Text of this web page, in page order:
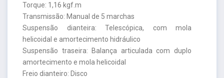
Torque: 1,16 kgf.m
Transmissão: Manual de 5 marchas
Suspensão dianteira: Telescópica, com mola
helicoidal e amortecimento hidráulico
Suspensão traseira: Balança articulada com duplo
amortecimento e mola helicoidal
Freio dianteiro: Disco